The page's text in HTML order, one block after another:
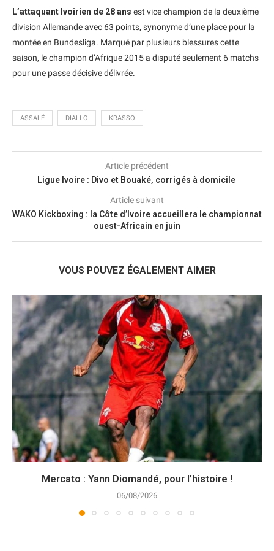
L’attaquant Ivoirien de 28 ans est vice champion de la deuxième
division Allemande avec 63 points, synonyme d’une place pour la
montée en Bundesliga. Marqué par plusieurs blessures cette
saison, le champion d’Afrique 2015 a disputé seulement 6 matchs
pour une passe décisive délivrée.
ASSALÉ DIALLO KRASSO
Article précédent
Ligue Ivoire : Divo et Bouaké, corrigés à domicile
Article suivant
WAKO Kickboxing : la Côte d’Ivoire accueillera le championnat
ouest-Africain en juin
VOUS POUVEZ ÉGALEMENT AIMER
Mercato : Yann Diomandé, pour l’histoire !
06/08/2026